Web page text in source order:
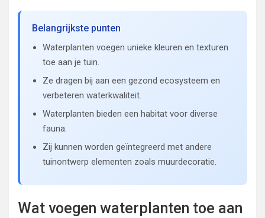
Belangrijkste punten
Waterplanten voegen unieke kleuren en texturen
toe aan je tuin.
Ze dragen bij aan een gezond ecosysteem en
verbeteren waterkwaliteit.
Waterplanten bieden een habitat voor diverse
fauna.
Zij kunnen worden geïntegreerd met andere
tuinontwerp elementen zoals muurdecoratie.
Wat voegen waterplanten toe aan